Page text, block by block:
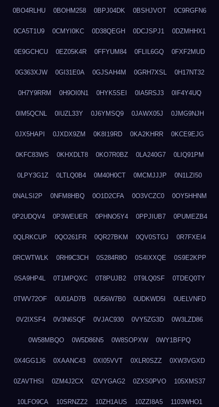
0BO4RLHU 0BOHM258 0BPJ04DK 0BSHJVOT 0C9RGFN6
0CA5T1U9 0CMYI0KC 0D38QEGH 0DCJSPJ1 0DZMHHX1
0E9GCHCU 0EZ05K4R 0FFYUM84 0FLIL6GQ 0FXF2MUD
0G363XJW 0GI31E0A 0GJSAH4M 0GRH7XSL 0H17NT32
0H7Y9RRM 0H9OI0N1 0HYK5SEI 0IA5RSJ3 0IF4Y4UQ
0IM5QCNL 0IUZL33Y 0J6YMSQ9 0JAWX05J 0JMG9NJH
0JX5HAPI 0JXDX9ZM 0K8I19RD 0KA2KHRR 0KCE9EJG
0KFC83WS 0KHXDLT8 0KO7R0BZ 0LA240G7 0LIQ91PM
0LPY3G1Z 0LTLQ0B4 0M40H0CT 0MCMJJJP 0N1LZI50
0NALSI2P 0NFM8HBQ 0O1D2CFA 0O3VCZC0 0OY5HHNM
0P2UDQV4 0P3WEUER 0PHNO5Y4 0PPJIUB7 0PUMEZB4
0QLRKCUP 0QO261FR 0QR27BKM 0QV0STGJ 0R7FXEI4
0RCWTWLK 0RH9C3CH 0S284R8O 0S4IXXQE 0S9E2KPP
0SA9HP4L 0T1MPQXC 0T8PUJB2 0T9LQ0SF 0TDEQ0TY
0TWV72OF 0U01AD7B 0U56W7B0 0UDKWD5I 0UELVNFD
0V2IXSF4 0V3N6SQF 0VJAC930 0VY5ZG3D 0W3LZD86
0W58MBQO 0W5D86N5 0W8SOPXW 0WY1BFPQ
0X4GG1J6 0XAANC43 0XI05VVT 0XLR0SZZ 0XW3VGXD
0ZAVTHSI 0ZM4J2CX 0ZVYGAG2 0ZXS0PVO 105XMS37
10LFO9CA 10SRNZZ2 10ZH1AUS 10ZZI8A5 1103WHO1